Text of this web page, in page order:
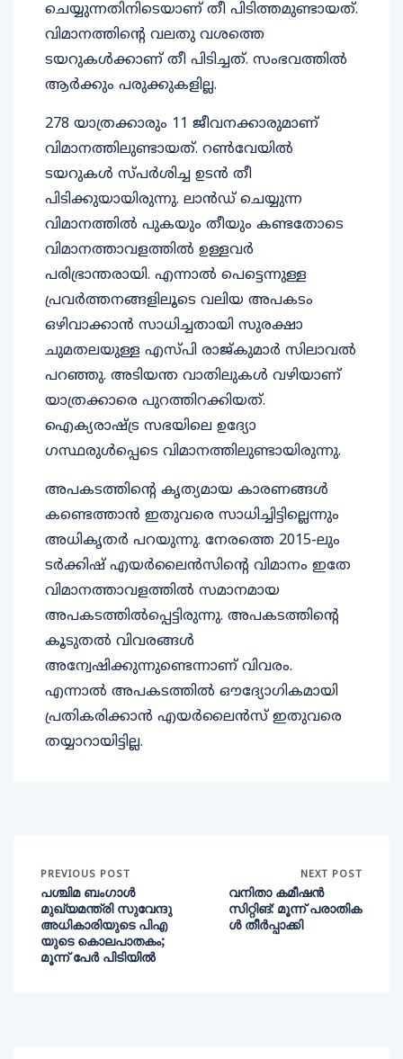
ചെയ്യുന്നതിനിടെയാണ് തീ പിടിത്തമുണ്ടായത്.
വിമാനത്തിൻ്റെ വലതു വശത്തെ
ടയറുകൾക്കാണ് തീ പിടിച്ചത്. സംഭവത്തിൽ
ആർക്കും പരുക്കുകളില്ല.
278 യാത്രക്കാരും 11 ജീവനക്കാരുമാണ്
വിമാനത്തിലുണ്ടായത്. റൺവേയിൽ
ടയറുകൾ സ്പർശിച്ച ഉടൻ തീ
പിടിക്കുയായിരുന്നു. ലാൻഡ് ചെയ്യുന്ന
വിമാനത്തിൽ പുകയും തീയും കണ്ടതോടെ
വിമാനത്താവളത്തിൽ ഉള്ളവർ
പരിഭ്രാന്തരായി. എന്നാൽ പെട്ടെന്നുള്ള
പ്രവർത്തനങ്ങളിലൂടെ വലിയ അപകടം
ഒഴിവാക്കാൻ സാധിച്ചതായി സുരക്ഷാ
ചുമതലയുള്ള എസ്പി രാജ്കുമാർ സിലാവൽ
പറഞ്ഞു. അടിയന്ത വാതിലുകൾ വഴിയാണ്
യാത്രക്കാരെ പുറത്തിറക്കിയത്.
ഐക്യരാഷ്ട്ര സഭയിലെ ഉദ്യോ​
ഗസ്ഥരുൾപ്പെടെ വിമാനത്തിലുണ്ടായിരുന്നു.
അപകടത്തിൻ്റെ കൃത്യമായ കാരണങ്ങൾ
കണ്ടെത്താൻ ഇതുവരെ സാധിച്ചിട്ടില്ലെന്നും
അധികൃതർ പറയുന്നു. നേരത്തെ 2015-ലും
ടർക്കിഷ് എയർലൈൻസിന്റെ വിമാനം ഇതേ
വിമാനത്താവളത്തിൽ സമാനമായ
അപകടത്തിൽപ്പെട്ടിരുന്നു. അപകടത്തിൻ്റെ
കൂടുതൽ വിവരങ്ങൾ
അന്വേഷിക്കുന്നുണ്ടെന്നാണ് വിവരം.
എന്നാൽ അപകടത്തിൽ ഔദ്യോ​ഗികമായി
പ്രതികരിക്കാൻ എയർലൈൻസ് ഇതുവരെ
തയ്യാറായിട്ടില്ല.
PREVIOUS POST
പശ്ചിമ ബംഗാൾ
മുഖ്യമന്ത്രി സുവേന്ദു
അധികാരിയുടെ പിഎ
യുടെ കൊലപാതകം;
മൂന്ന് പേർ പിടിയിൽ
NEXT POST
വനിതാ കമീഷന്‍
സിറ്റിങ്: മൂന്ന് പരാതിക
ള്‍ തീര്‍പ്പാക്കി